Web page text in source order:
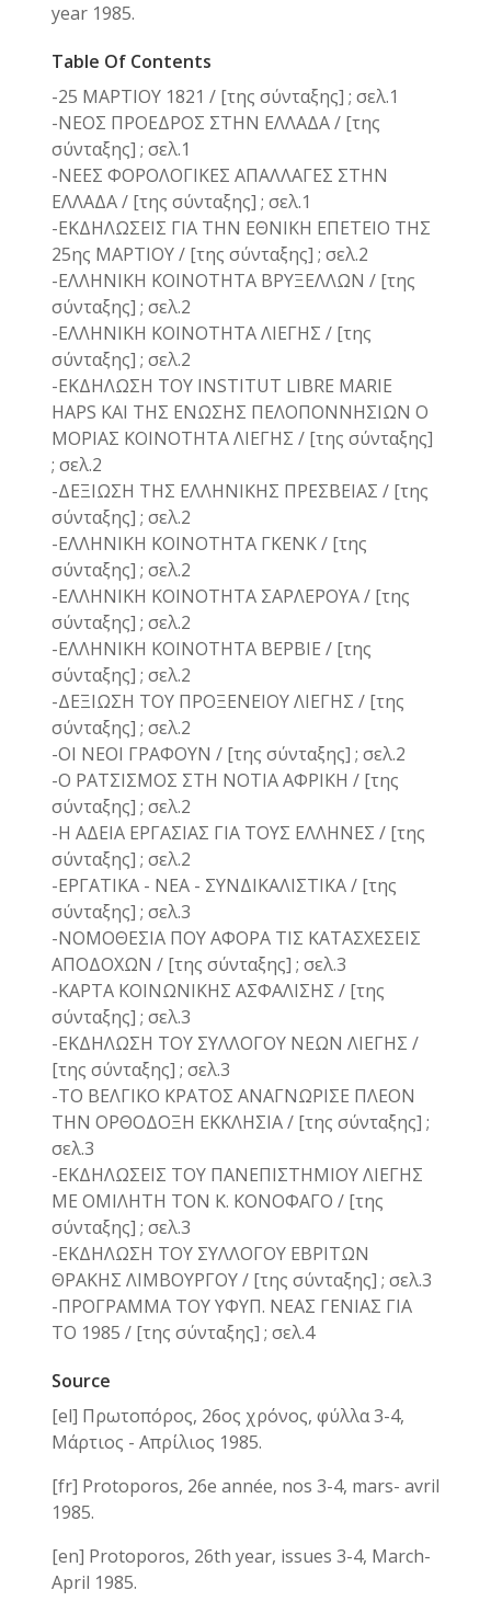
year 1985.
Table Of Contents
-25 ΜΑΡΤΙΟΥ 1821 / [της σύνταξης] ; σελ.1
-ΝΕΟΣ ΠΡΟΕΔΡΟΣ ΣΤΗΝ ΕΛΛΑΔΑ / [της
σύνταξης] ; σελ.1
-ΝΕΕΣ ΦΟΡΟΛΟΓΙΚΕΣ ΑΠΑΛΛΑΓΕΣ ΣΤΗΝ
ΕΛΛΑΔΑ / [της σύνταξης] ; σελ.1
-ΕΚΔΗΛΩΣΕΙΣ ΓΙΑ ΤΗΝ ΕΘΝΙΚΗ ΕΠΕΤΕΙΟ ΤΗΣ
25ης ΜΑΡΤΙΟΥ / [της σύνταξης] ; σελ.2
-ΕΛΛΗΝΙΚΗ ΚΟΙΝΟΤΗΤΑ ΒΡΥΞΕΛΛΩΝ / [της
σύνταξης] ; σελ.2
-ΕΛΛΗΝΙΚΗ ΚΟΙΝΟΤΗΤΑ ΛΙΕΓΗΣ / [της
σύνταξης] ; σελ.2
-ΕΚΔΗΛΩΣΗ ΤΟΥ INSTITUT LIBRE MARIE
HAPS ΚΑΙ ΤΗΣ ΕΝΩΣΗΣ ΠΕΛΟΠΟΝΝΗΣΙΩΝ Ο
ΜΟΡΙΑΣ ΚΟΙΝΟΤΗΤΑ ΛΙΕΓΗΣ / [της σύνταξης]
; σελ.2
-ΔΕΞΙΩΣΗ ΤΗΣ ΕΛΛΗΝΙΚΗΣ ΠΡΕΣΒΕΙΑΣ / [της
σύνταξης] ; σελ.2
-ΕΛΛΗΝΙΚΗ ΚΟΙΝΟΤΗΤΑ ΓΚΕΝΚ / [της
σύνταξης] ; σελ.2
-ΕΛΛΗΝΙΚΗ ΚΟΙΝΟΤΗΤΑ ΣΑΡΛΕΡΟΥΑ / [της
σύνταξης] ; σελ.2
-ΕΛΛΗΝΙΚΗ ΚΟΙΝΟΤΗΤΑ ΒΕΡΒΙΕ / [της
σύνταξης] ; σελ.2
-ΔΕΞΙΩΣΗ ΤΟΥ ΠΡΟΞΕΝΕΙΟΥ ΛΙΕΓΗΣ / [της
σύνταξης] ; σελ.2
-ΟΙ ΝΕΟΙ ΓΡΑΦΟΥΝ / [της σύνταξης] ; σελ.2
-Ο ΡΑΤΣΙΣΜΟΣ ΣΤΗ ΝΟΤΙΑ ΑΦΡΙΚΗ / [της
σύνταξης] ; σελ.2
-Η ΑΔΕΙΑ ΕΡΓΑΣΙΑΣ ΓΙΑ ΤΟΥΣ ΕΛΛΗΝΕΣ / [της
σύνταξης] ; σελ.2
-ΕΡΓΑΤΙΚΑ - ΝΕΑ - ΣΥΝΔΙΚΑΛΙΣΤΙΚΑ / [της
σύνταξης] ; σελ.3
-ΝΟΜΟΘΕΣΙΑ ΠΟΥ ΑΦΟΡΑ ΤΙΣ ΚΑΤΑΣΧΕΣΕΙΣ
ΑΠΟΔΟΧΩΝ / [της σύνταξης] ; σελ.3
-ΚΑΡΤΑ ΚΟΙΝΩΝΙΚΗΣ ΑΣΦΑΛΙΣΗΣ / [της
σύνταξης] ; σελ.3
-ΕΚΔΗΛΩΣΗ ΤΟΥ ΣΥΛΛΟΓΟΥ ΝΕΩΝ ΛΙΕΓΗΣ /
[της σύνταξης] ; σελ.3
-ΤΟ ΒΕΛΓΙΚΟ ΚΡΑΤΟΣ ΑΝΑΓΝΩΡΙΣΕ ΠΛΕΟΝ
ΤΗΝ ΟΡΘΟΔΟΞΗ ΕΚΚΛΗΣΙΑ / [της σύνταξης] ;
σελ.3
-ΕΚΔΗΛΩΣΕΙΣ ΤΟΥ ΠΑΝΕΠΙΣΤΗΜΙΟΥ ΛΙΕΓΗΣ
ΜΕ ΟΜΙΛΗΤΗ ΤΟΝ Κ. ΚΟΝΟΦΑΓΟ / [της
σύνταξης] ; σελ.3
-ΕΚΔΗΛΩΣΗ ΤΟΥ ΣΥΛΛΟΓΟΥ ΕΒΡΙΤΩΝ
ΘΡΑΚΗΣ ΛΙΜΒΟΥΡΓΟΥ / [της σύνταξης] ; σελ.3
-ΠΡΟΓΡΑΜΜΑ ΤΟΥ ΥΦΥΠ. ΝΕΑΣ ΓΕΝΙΑΣ ΓΙΑ
ΤΟ 1985 / [της σύνταξης] ; σελ.4
Source
[el] Πρωτοπόρος, 26ος χρόνος, φύλλα 3-4,
Μάρτιος - Απρίλιος 1985.
[fr] Protoporos, 26e année, nos 3-4, mars- avril
1985.
[en] Protoporos, 26th year, issues 3-4, March-
April 1985.